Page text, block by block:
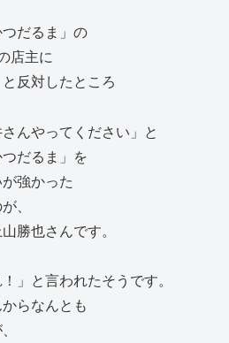
だるま」の
店主に
反対したところ
んやってください」と
だるま」を
強かった
、
勝也さんです。
」と言われたそうです。
らなんとも